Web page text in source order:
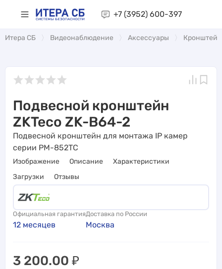
+7 (3952) 600-397
Итера СБ Видеонаблюдение Аксессуары
Подвесной кронштейн
ZKTeco ZK-B64-2
Подвесной кронштейн для монтажа IP камер
серии PM-852TC
Изображение Описание
Характеристики
Загрузки
Отзывы
Официальная гарантия
12 месяцев
Доставка по России
Москва
3 200.00 ₽